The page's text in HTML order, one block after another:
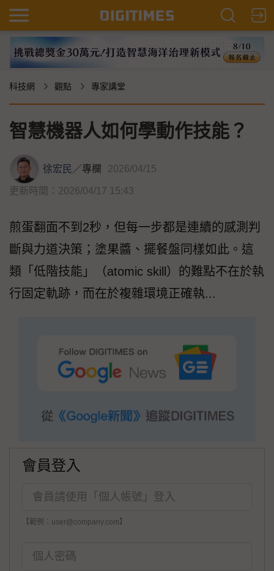
科技網 觀點 專家講堂
智慧機器人如何學動作技能？
徐宏民／專欄 2026/04/15
更新時間：2026/04/17 15:43
煎蛋翻面不到2秒，但每一步都是連續的感測判
斷與力道決策；塗果醬、擺餐盤同樣如此。這
類「低階技能」（atomic skill）的難點不在於執
行固定軌跡，而在於複雜環境正確執...
會員登入
【範例：user@company.com】